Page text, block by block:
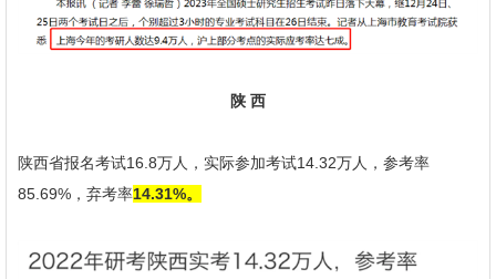
陕 西
陕西省报名考试16.8万人，实际参加考试14.32万人，参考率
85.69%，弃考率14.31%。